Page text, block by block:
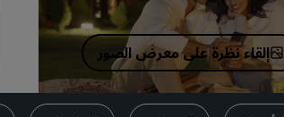
البحث عن الرحلات
تناول الطعام
البحث عن مطعم
إلقاء نظرة على معرض الصور